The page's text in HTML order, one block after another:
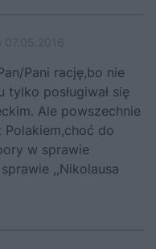
Pani rację,bo nie
tylko posługiwał się
Ale powszechnie
Polakiem,choć do
w sprawie
,,Nikolausa